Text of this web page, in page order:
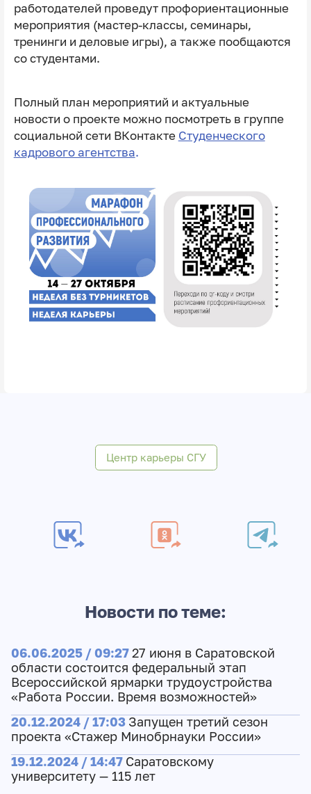
работодателей проведут профориентационные
мероприятия (мастер-классы, семинары,
тренинги и деловые игры), а также пообщаются
со студентами.
Полный план мероприятий и актуальные
новости о проекте можно посмотреть в группе
социальной сети ВКонтакте Студенческого
кадрового агентства.
Центр карьеры СГУ
Новости по теме:
06.06.2025 / 09:2727 июня в Саратовской
области состоится федеральный этап
Всероссийской ярмарки трудоустройства
«Работа России. Время возможностей»
20.12.2024 / 17:03 Запущен третий сезон
проекта «Стажер Минобрнауки России»
19.12.2024 / 14:47 Саратовскому
университету — 115 лет